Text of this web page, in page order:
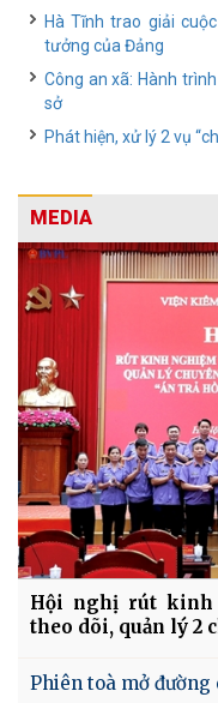
Hà Tĩnh trao giải
tưởng của Đảng
Công an xã: Hành
sở
Phát hiện, xử lý 2 vụ
MEDIA
Hội nghị rút kinh
theo dõi, quản lý 2
Phiên toà mở